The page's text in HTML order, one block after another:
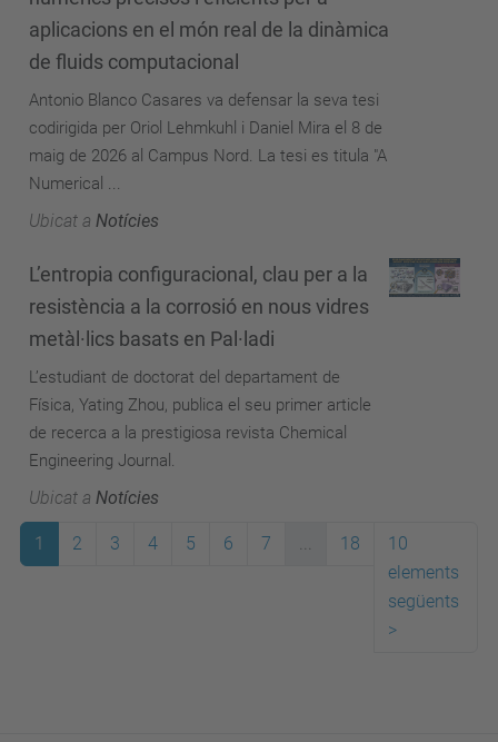
aplicacions en el món real de la dinàmica
de fluids computacional
Antonio Blanco Casares va defensar la seva tesi
codirigida per Oriol Lehmkuhl i Daniel Mira el 8 de
maig de 2026 al Campus Nord. La tesi es titula "A
Numerical ...
Ubicat a Notícies
L’entropia configuracional, clau per a la
resistència a la corrosió en nous vidres
metàl·lics basats en Pal·ladi
L’estudiant de doctorat del departament de
Física, Yating Zhou, publica el seu primer article
de recerca a la prestigiosa revista Chemical
Engineering Journal.
Ubicat a Notícies
1 2 3 4 5 6 7 ... 18
10
elements
següents
>